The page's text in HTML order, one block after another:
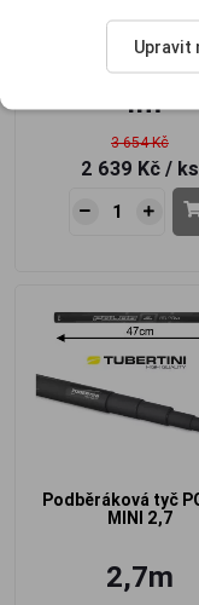
Podběráková tyč
4m
4m
3 654 Kč
2 639 Kč / ks
Podběráková tyč
MINI 2,7
2,7m
Upravit